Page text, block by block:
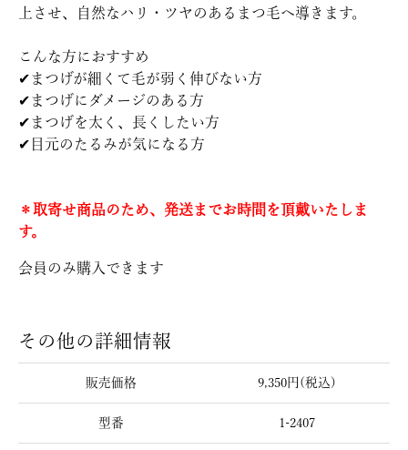
上させ、自然なハリ・ツヤのあるまつ毛へ導きます。
こんな方におすすめ
✔まつげが細くて毛が弱く伸びない方
✔まつげにダメージのある方
✔まつげを太く、長くしたい方
✔目元のたるみが気になる方
＊取寄せ商品のため、発送までお時間を頂戴いたしま
す。
会員のみ購入できます
その他の詳細情報
販売価格 9,350円(税込)
型番 1-2407